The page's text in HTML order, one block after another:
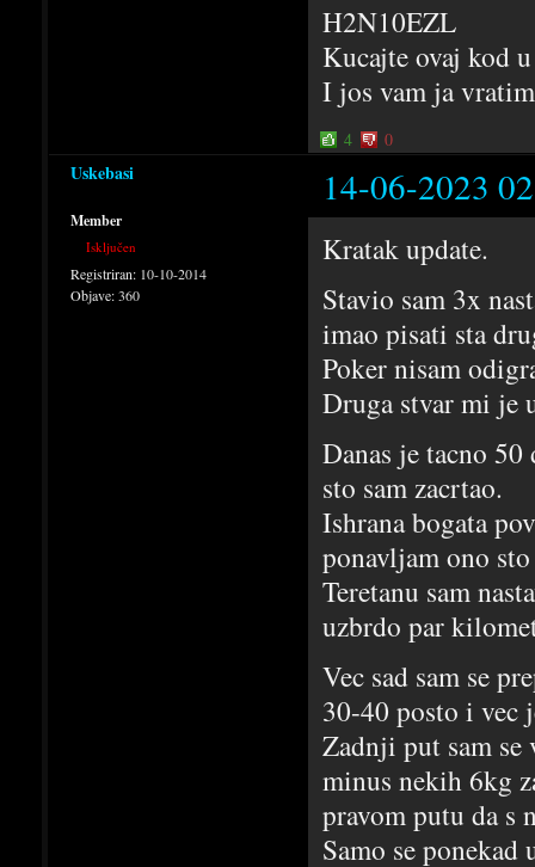
H2N10EZL
Kucajte ovaj kod
I jos vam ja
4 0
Uskebasi 14-06-2023
Member
Isključen
Registriran: 10-10-2014
Objave:360
Kratak update.
Stavio sam 3x
imao pisati sta
Poker nisam
Druga stvar mi je
Danas je tacno
sto sam zacrtao.
Ishrana bogata
ponavljam ono
Teretanu sam
uzbrdo par
Vec sad sam se
30-40 posto i
Zadnji put sam se
minus nekih 6kg
pravom putu da s
Samo se